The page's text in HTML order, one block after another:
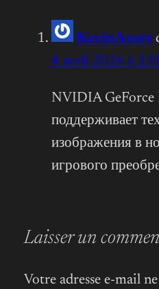
KevinAxors
4 avril 2026 à
NVIDIA GeForce
поддерживает
изображения в
игрового
Laisser un
Votre adresse e-mail